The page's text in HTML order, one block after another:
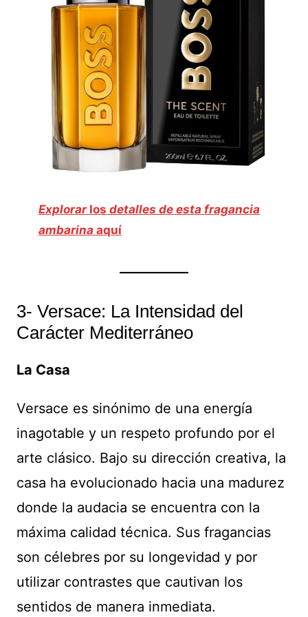
Explorar los detalles de esta fragancia
ambarinaaquí
3- Versace: La Intensidad del
Carácter Mediterráneo
La Casa
Versace es sinónimo de una energía
inagotable y un respeto profundo por el
arte clásico. Bajo su dirección creativa, la
casa ha evolucionado hacia una madurez
donde la audacia se encuentra con la
máxima calidad técnica. Sus fragancias
son célebres por su longevidad y por
utilizar contrastes que cautivan los
sentidos de manera inmediata.